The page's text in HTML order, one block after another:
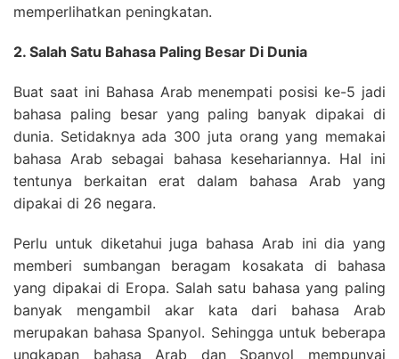
memperlihatkan peningkatan.
2. Salah Satu Bahasa Paling Besar Di Dunia
Buat saat ini Bahasa Arab menempati posisi ke-5 jadi
bahasa paling besar yang paling banyak dipakai di
dunia. Setidaknya ada 300 juta orang yang memakai
bahasa Arab sebagai bahasa kesehariannya. Hal ini
tentunya berkaitan erat dalam bahasa Arab yang
dipakai di 26 negara.
Perlu untuk diketahui juga bahasa Arab ini dia yang
memberi sumbangan beragam kosakata di bahasa
yang dipakai di Eropa. Salah satu bahasa yang paling
banyak mengambil akar kata dari bahasa Arab
merupakan bahasa Spanyol. Sehingga untuk beberapa
ungkapan bahasa Arab dan Spanyol mempunyai